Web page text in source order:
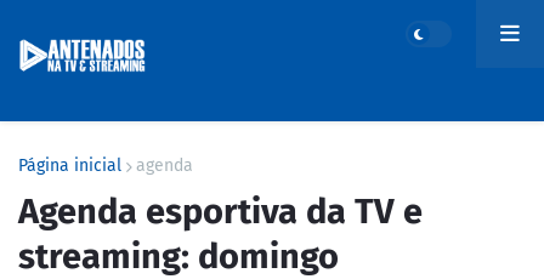
Página inicial agenda
Agenda esportiva da TV e
streaming: domingo